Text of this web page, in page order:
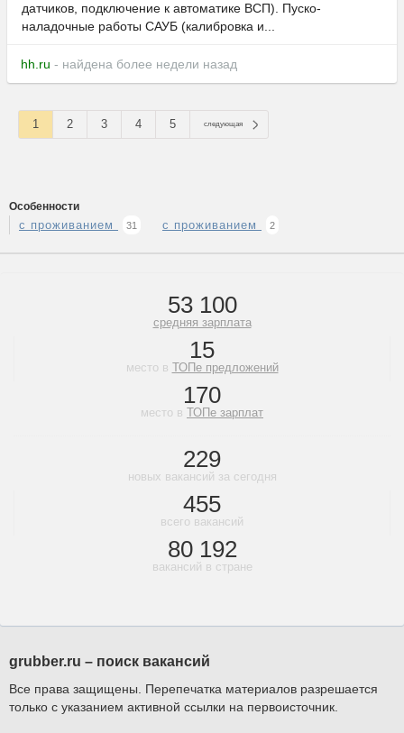
датчиков, подключение к автоматике ВСП). Пуско-
наладочные работы САУБ (калибровка и...
hh.ru - найдена более недели назад
1 2 3 4 5 следующая
Особенности
с проживанием 31 с проживанием 2
53 100
средняя зарплата
15
место в ТОПе предложений
170
место в ТОПе зарплат
229
новых вакансий за сегодня
455
всего вакансий
80 192
вакансий в стране
grubber.ru – поиск вакансий
Все права защищены. Перепечатка материалов разрешается
только с указанием активной ссылки на первоисточник.